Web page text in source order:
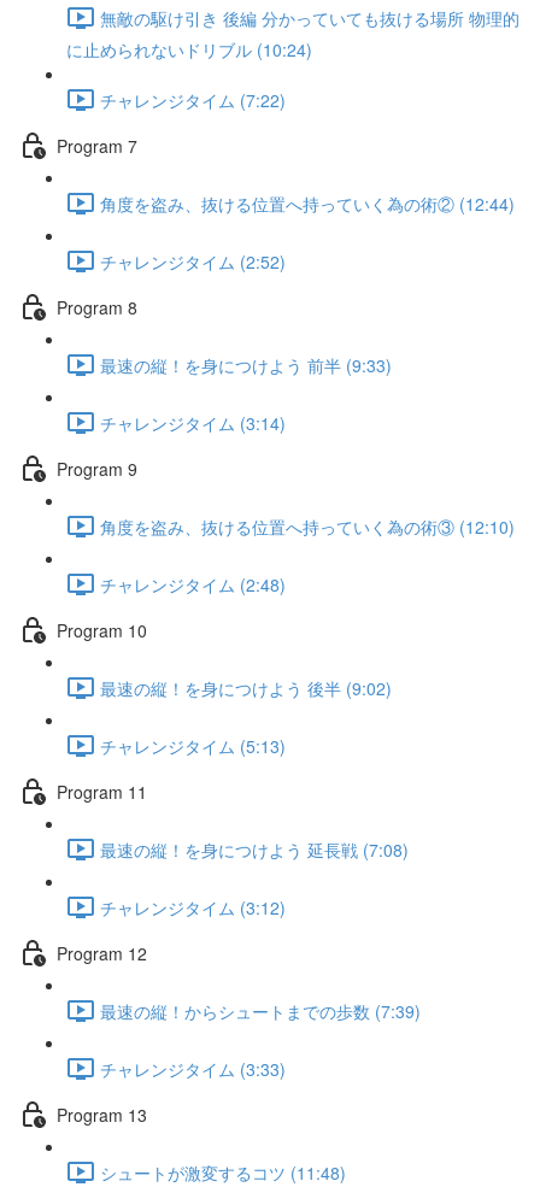
無敵の駆け引き 後編 分かっていても抜ける場所 物理的
に止められないドリブル (10:24)
チャレンジタイム (7:22)
Program 7
角度を盗み、抜ける位置へ持っていく為の術② (12:44)
チャレンジタイム (2:52)
Program 8
最速の縦！を身につけよう 前半 (9:33)
チャレンジタイム (3:14)
Program 9
角度を盗み、抜ける位置へ持っていく為の術③ (12:10)
チャレンジタイム (2:48)
Program 10
最速の縦！を身につけよう 後半 (9:02)
チャレンジタイム (5:13)
Program 11
最速の縦！を身につけよう 延長戦 (7:08)
チャレンジタイム (3:12)
Program 12
最速の縦！からシュートまでの歩数 (7:39)
チャレンジタイム (3:33)
Program 13
シュートが激変するコツ (11:48)